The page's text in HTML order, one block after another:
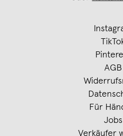
AGB
Für
Jobs
Verkäufer